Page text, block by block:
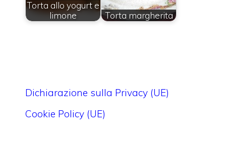
Torta allo yogurt e
limone
Torta margherita
Dichiarazione sulla Privacy (UE)
Cookie Policy (UE)